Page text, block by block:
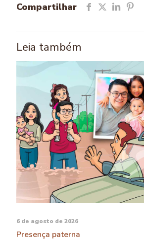
Compartilhar
Leia também
6 de agosto de 2026
Presença paterna